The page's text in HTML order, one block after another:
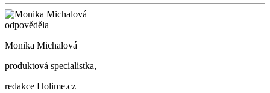
odpověděla
Monika Michalová
produktová specialistka,
redakce Holime.cz